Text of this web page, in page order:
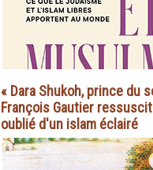
« Dara Shukoh, prince du
François Gautier
oublié d'un islam éclairé